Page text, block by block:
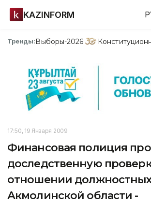
KAZINFORM
Тренды:Выборы-2026
17:50, 19 Января 2009
Финансовая полиция
доследственную
отношении
Акмолинской области -